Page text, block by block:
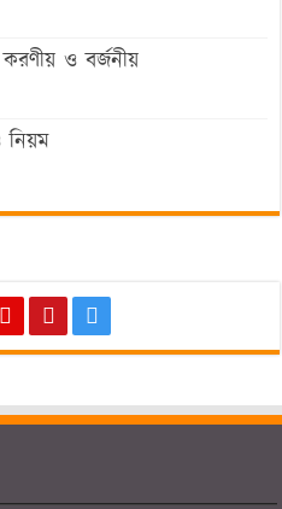
ও বর্জনীয়